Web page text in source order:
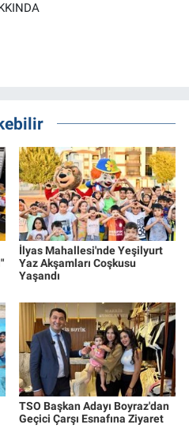
İlyas Mahallesi'nde Yeşilyurt
Yaz Akşamları Coşkusu
Yaşandı
TSO Başkan Adayı Boyraz'dan
Geçici Çarşı Esnafına Ziyaret